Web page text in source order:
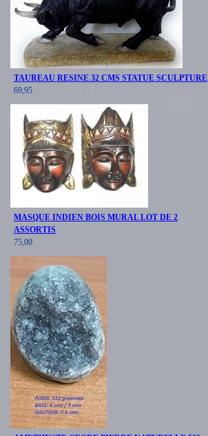
TAUREAU RESINE 32 CMS STATUE SCULPTURE
69,95
MASQUE INDIEN BOIS MURAL LOT DE 2
ASSORTIS
75,00